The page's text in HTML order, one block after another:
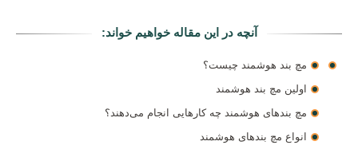
آنچه در این مقاله خواهیم خواند:
مچ بند هوشمند چیست؟
اولین مچ بند هوشمند
مچ بندهای هوشمند چه کارهایی انجام می‌دهند؟
انواع مچ بندهای هوشمند